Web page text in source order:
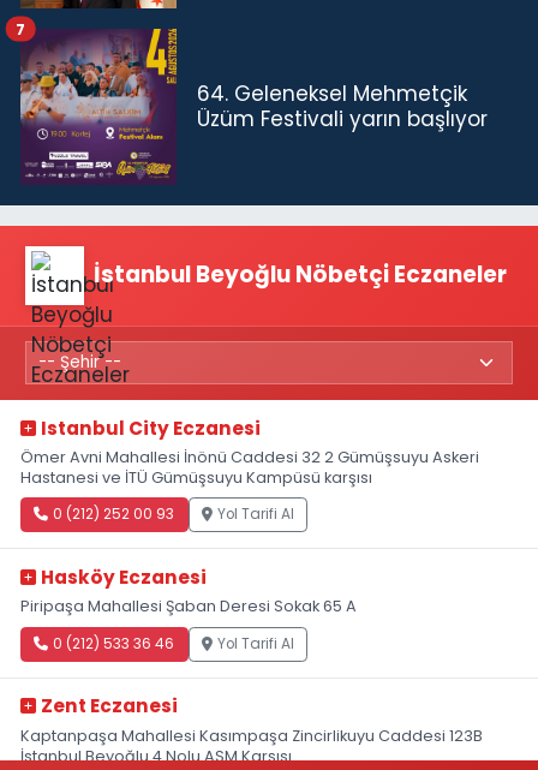
64. Geleneksel Mehmetçik
Üzüm Festivali yarın başlıyor
7
İstanbul Beyoğlu Nöbetçi Eczaneler
Istanbul City Eczanesi
Ömer Avni Mahallesi İnönü Caddesi 32 2 Gümüşsuyu Askeri
Hastanesi ve İTÜ Gümüşsuyu Kampüsü karşısı
0 (212) 252 00 93 Yol Tarifi Al
Hasköy Eczanesi
Piripaşa Mahallesi Şaban Deresi Sokak 65 A
0 (212) 533 36 46 Yol Tarifi Al
Zent Eczanesi
Kaptanpaşa Mahallesi Kasımpaşa Zincirlikuyu Caddesi 123B
İstanbul Beyoğlu 4 Nolu ASM Karşısı